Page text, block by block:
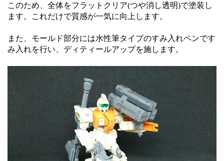
このため、全体をフラットクリア(つや消し透明)で塗装し
ます。これだけで質感が一気に向上します。
また、モールド部分には水性筆タイプのすみ入れペンです
み入れを行い、ディティールアップを施します。